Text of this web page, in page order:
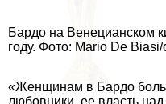
Бардо на Венецианском
году. Фото: Mario De
«Женщинам в Бардо
любовники, ее власть